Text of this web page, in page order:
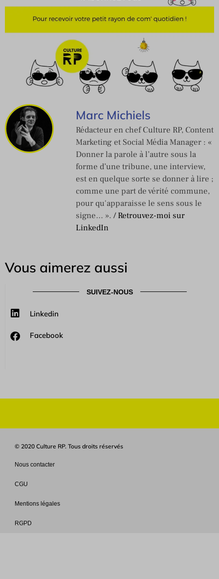
Marc Michiels
Rédacteur en chef Culture RP, Content
Marketing et Social Média Manager : «
Donner la parole à l’autre sous la
forme d’une tribune, une interview,
est en quelque sorte se donner à lire ;
comme une part de vérité commune,
pour qu'apparaisse le sens sous le
signe… ». / Retrouvez-moi sur
LinkedIn
Vous aimerez aussi
SUIVEZ-NOUS
Linkedin
Facebook
© 2020 Culture RP. Tous droits réservés
Nous contacter
CGU
Mentions légales
RGPD